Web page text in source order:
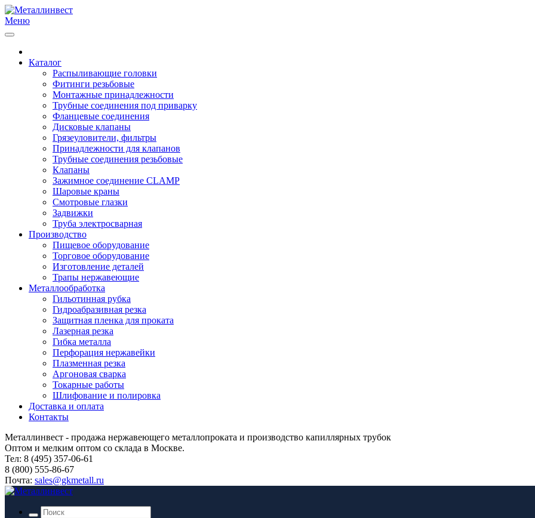
Меню
Каталог
Распыливающие головки
Фитинги резьбовые
Монтажные принадлежности
Трубные соединения под приварку
Фланцевые соединения
Дисковые клапаны
Грязеуловители, фильтры
Принадлежности для клапанов
Трубные соединения резьбовые
Клапаны
Зажимное соединение CLAMP
Шаровые краны
Смотровые глазки
Задвижки
Труба электросварная
Производство
Пищевое оборудование
Торговое оборудование
Изготовление деталей
Трапы нержавеющие
Металлообработка
Гильотинная рубка
Гидроабразивная резка
Защитная пленка для проката
Лазерная резка
Гибка металла
Перфорация нержавейки
Плазменная резка
Аргоновая сварка
Токарные работы
Шлифование и полировка
Доставка и оплата
Контакты
Металлинвест - продажа нержавеющего металлопроката и производство капиллярных трубок
Оптом и мелким оптом со склада в Москве.
Тел: 8 (495) 357-06-61
8 (800) 555-86-67
Почта: sales@gkmetall.ru